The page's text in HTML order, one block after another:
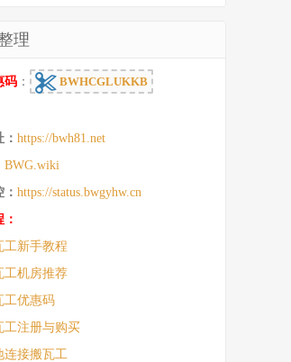
理
码 ： BWHCGLUKKB
https://bwh81.net
BWG.wiki
https://status.bwgyhw.cn
工新手教程
工机房推荐
工优惠码
工注册与购买
连接搬瓦工